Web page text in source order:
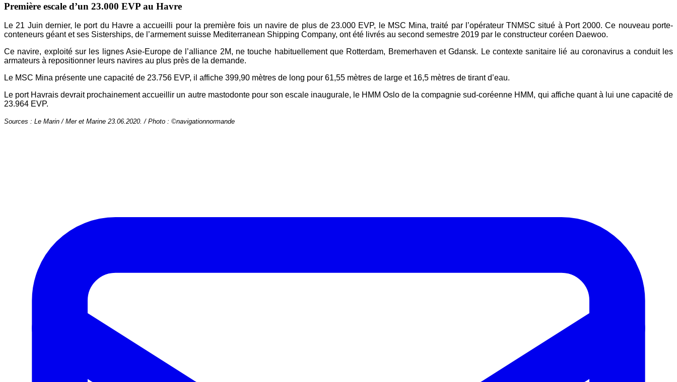
Première escale d’un 23.000 EVP au Havre
Le 21 Juin dernier, le port du Havre a accueilli pour la première fois un navire de plus de 23.000 EVP, le MSC Mina, traité par l’opérateur TNMSC situé à Port 2000. Ce nouveau porte-
conteneurs géant et ses Sisterships, de l’armement suisse Mediterranean Shipping Company, ont été livrés au second semestre 2019 par le constructeur coréen Daewoo.
Ce navire, exploité sur les lignes Asie-Europe de l’alliance 2M, ne touche habituellement que Rotterdam, Bremerhaven et Gdansk. Le contexte sanitaire lié au coronavirus a conduit les
armateurs à repositionner leurs navires au plus près de la demande.
Le MSC Mina présente une capacité de 23.756 EVP, il affiche 399,90 mètres de long pour 61,55 mètres de large et 16,5 mètres de tirant d’eau.
Le port Havrais devrait prochainement accueillir un autre mastodonte pour son escale inaugurale, le HMM Oslo de lacompagnie sud-coréenne HMM, qui affiche quant à lui une capacité de
23.964 EVP.
Sources : Le Marin / Mer et Marine 23.06.2020. / Photo : ©navigationnormande